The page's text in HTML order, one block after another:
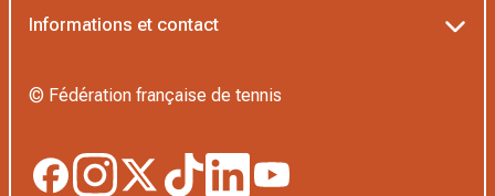
L’Institut Formation Tennis
Proshop FFT
Boutique Officielle
Informations et contact
Politique des cookies
© Fédération française de tennis